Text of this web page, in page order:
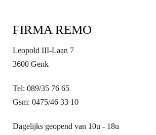
FIRMA REMO
Leopold III-Laan 7
3600 Genk
Tel: 089/35 76 65
Gsm: 0475/46 33 10
Dagelijks geopend van 10u - 18u